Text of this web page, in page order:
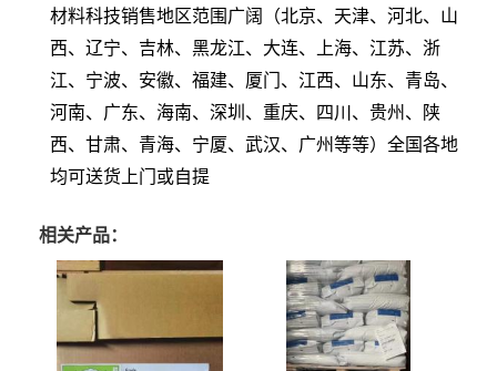
材料科技销售地区范围广阔（北京、天津、河北、山
西、辽宁、吉林、黑龙江、大连、上海、江苏、浙
江、宁波、安徽、福建、厦门、江西、山东、青岛、
河南、广东、海南、深圳、重庆、四川、贵州、陕
西、甘肃、青海、宁厦、武汉、广州等等）全国各地
均可送货上门或自提
相关产品：